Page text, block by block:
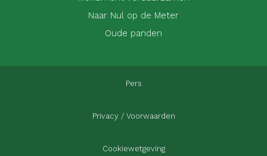
Naar Nul op de Meter
Oude panden
Pers
Privacy / Voorwaarden
Cookiewetgeving